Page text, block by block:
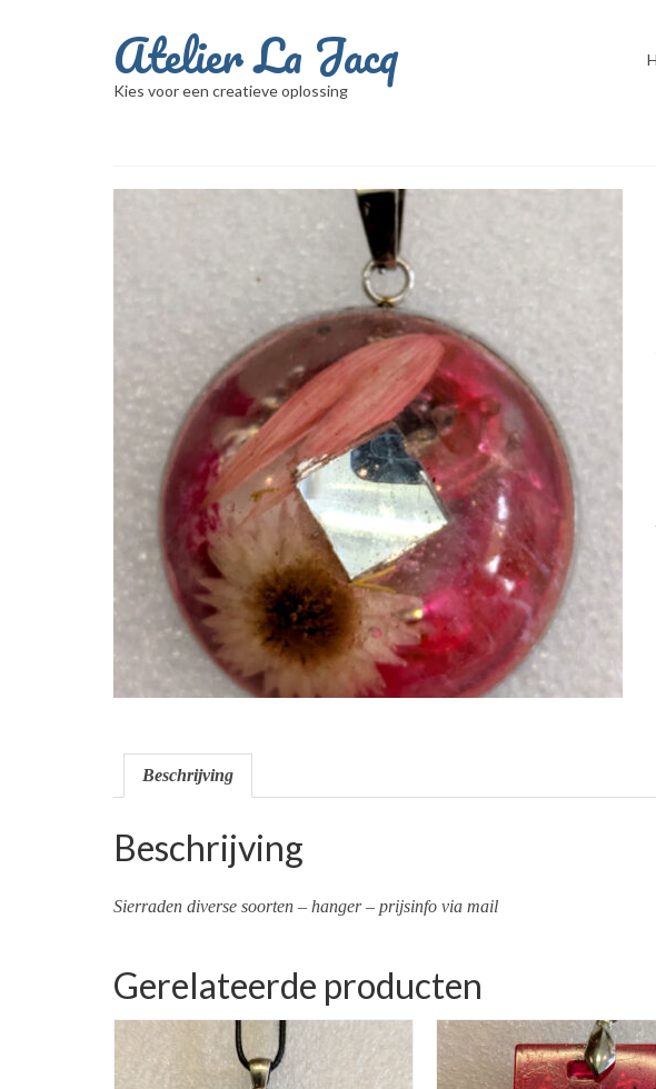
Atelier La Jacq
Kies voor een creatieve oplossing
Beschrijving
Beschrijving
Sierraden diverse soorten – hanger – prijsinfo via mail
Gerelateerde producten